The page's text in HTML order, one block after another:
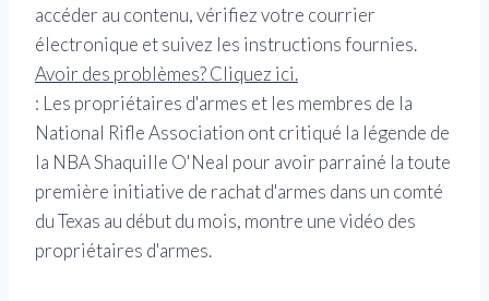
accéder au contenu, vérifiez votre courrier
électronique et suivez les instructions fournies.
Avoir des problèmes? Cliquez ici.
: Les propriétaires d'armes et les membres de la
National Rifle Association ont critiqué la légende de
la NBA Shaquille O'Neal pour avoir parrainé la toute
première initiative de rachat d'armes dans un comté
du Texas au début du mois, montre une vidéo des
propriétaires d'armes.